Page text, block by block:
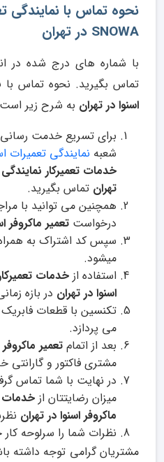
نحوه تماس با نمایندگی
SNOWA در تهران
با شماره های درج شده در
تماس بگیرید. نحوه تماس با
اسنوا در تهران به شرح زیر
برای تسریع خدمت
شعبه نمایندگی تعمیرات
خدمات تعمیرکار
تهران تماس بگیرید.
همچنین می توانید با
درخواست تعمیر ماکروفر
سپس کد اشتراک به
میشود.
استفاده از خدمات
اسنوا در تهران در بازه
تکنسین با قطعات فابریک
می پردازد.
بعد از اتمام تعمیر
مشتری فاکتور و
در نهایت با شما تماس
میزان رضایتتان از خدمات
ماکروفر اسنوا در تهران
نظرات شما را سرلوحه
مشتریان گرامی توجه داشته